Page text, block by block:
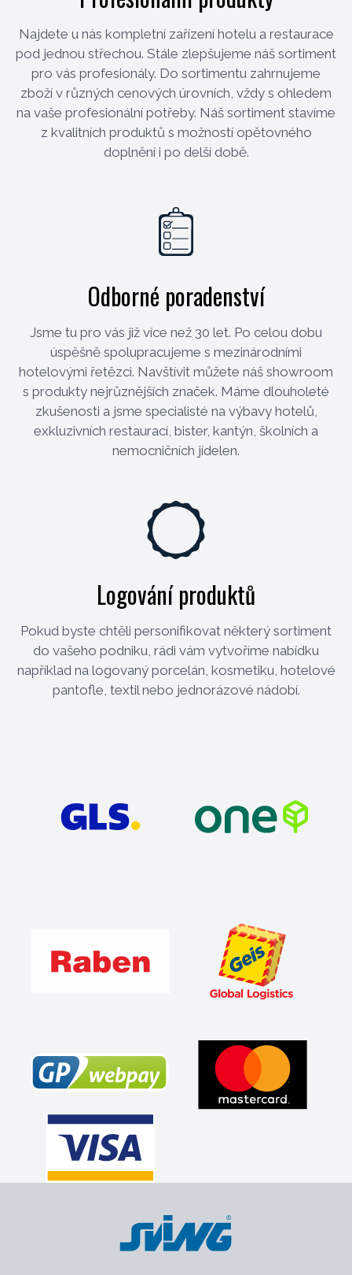
Najdete u nás kompletní zařízení hotelu a restaurace
pod jednou střechou. Stále zlepšujeme náš sortiment
pro vás profesionály. Do sortimentu zahrnujeme
zboží v různých cenových úrovních, vždy s ohledem
na vaše profesionální potřeby. Náš sortiment stavíme
z kvalitních produktů s možností opětovného
doplnění i po delší době.
Odborné poradenství
Jsme tu pro vás již více než 30 let. Po celou dobu
úspěšně spolupracujeme s mezinárodními
hotelovými řetězci. Navštívit můžete náš showroom
s produkty nejrůznějších značek. Máme dlouholeté
zkušenosti a jsme specialisté na výbavy hotelů,
exkluzivních restaurací, bister, kantýn, školních a
nemocničních jídelen.
Logování produktů
Pokud byste chtěli personifikovat některý sortiment
do vašeho podniku, rádi vám vytvoříme nabídku
například na logovaný porcelán, kosmetiku, hotelové
pantofle, textil nebo jednorázové nádobí.